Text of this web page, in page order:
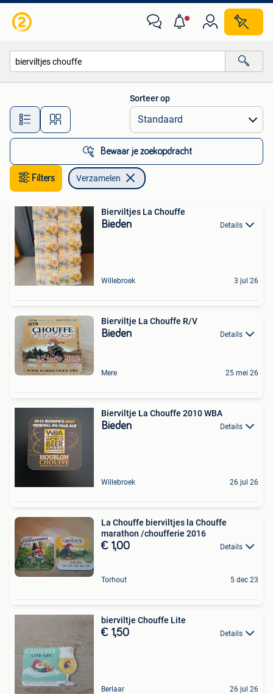
Alle afstanden…
Sorteer op
Bewaar je zoekopdracht
Filters Verzamelen
Bierviltjes La Chouffe
Bieden Details
Willebroek 3 jul 26
Bierviltje La Chouffe R/V
Bieden Details
Mere 25 mei 26
Bierviltje La Chouffe 2010 WBA
Bieden Details
Willebroek 26 jul 26
La Chouffe bierviltjes la Chouffe
marathon /choufferie 2016
€ 1,00 Details
Torhout 5 dec 23
bierviltje Chouffe Lite
€ 1,50 Details
Berlaar 26 jul 26